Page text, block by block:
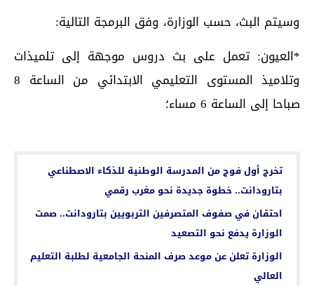
وسيتم البث، حسب الوزارة، وفق البرمجة التالية:
*العيون: تعمل على بث دروس موجهة إلى تلميذات
وتلاميذ المستوى التعليمي الابتدائي من الساعة 8
صباحا إلى الساعة 6 مساء؛
تخرج أول فوج من المدرسة الوطنية للذكاء الاصطناعي
بتارودانت.. خطوة جديدة نحو مغرب رقمي
احتقان في صفوف المتصرفين التربويين بتارودانت.. صمت
الوزارة يدفع نحو التصعيد
الوزارة تعلن عن موعد صرف المنحة الجامعية لطلبة التعليم
العالي